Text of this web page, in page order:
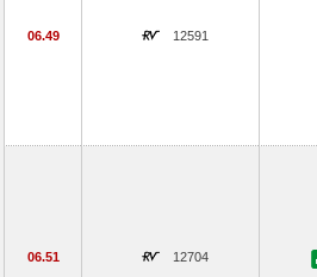
06.49 12591
06.51 12704